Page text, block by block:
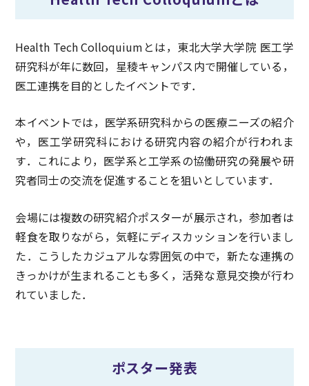
Health Tech Colloquiumとは，東北大学大学院 医工学
研究科が年に数回，星稜キャンパス内で開催している，
医工連携を目的としたイベントです．
本イベントでは，医学系研究科からの医療ニーズの紹介
や，医工学研究科における研究内容の紹介が行われま
す．これにより，医学系と工学系の協働研究の発展や研
究者同士の交流を促進することを狙いとしています．
会場には複数の研究紹介ポスターが展示され，参加者は
軽食を取りながら，気軽にディスカッションを行いまし
た．こうしたカジュアルな雰囲気の中で，新たな連携の
きっかけが生まれることも多く，活発な意見交換が行わ
れていました．
ポスター発表